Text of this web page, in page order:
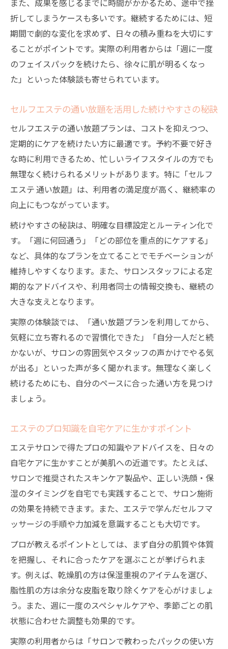
折してしまうケースも多いです。継続するためには、短
期間で劇的な変化を求めず、日々の積み重ねを大切にす
ることがポイントです。実際の利用者からは「週に一度
のフェイスパックを続けたら、徐々に肌が明るくなっ
た」といった体験談も寄せられています。
セルフエステの通い放題を活用した続けやすさの秘訣
セルフエステの通い放題プランは、コストを抑えつつ、
定期的にケアを続けたい方に最適です。予約不要で好き
な時に利用できるため、忙しいライフスタイルの方でも
無理なく続けられるメリットがあります。特に「セルフ
エステ 通い放題」は、利用者の満足度が高く、継続率の
向上にもつながっています。
続けやすさの秘訣は、明確な目標設定とルーティン化で
す。「週に何回通う」「どの部位を重点的にケアする」
など、具体的なプランを立てることでモチベーションが
維持しやすくなります。また、サロンスタッフによる定
期的なアドバイスや、利用者同士の情報交換も、継続の
大きな支えとなります。
実際の体験談では、「通い放題プランを利用してから、
気軽に立ち寄れるので習慣化できた」「自分一人だと続
かないが、サロンの雰囲気やスタッフの声かけでやる気
が出る」といった声が多く聞かれます。無理なく楽しく
続けるためにも、自分のペースに合った通い方を見つけ
ましょう。
エステのプロ知識を自宅ケアに生かすポイント
エステサロンで得たプロの知識やアドバイスを、日々の
自宅ケアに生かすことが美肌への近道です。たとえば、
サロンで推奨されたスキンケア製品や、正しい洗顔・保
湿のタイミングを自宅でも実践することで、サロン施術
の効果を持続できます。また、エステで学んだセルフマ
ッサージの手順や力加減を意識することも大切です。
プロが教えるポイントとしては、まず自分の肌質や体質
を把握し、それに合ったケアを選ぶことが挙げられま
す。例えば、乾燥肌の方は保湿重視のアイテムを選び、
脂性肌の方は余分な皮脂を取り除くケアを心がけましょ
う。また、週に一度のスペシャルケアや、季節ごとの肌
状態に合わせた調整も効果的です。
実際の利用者からは「サロンで教わったパックの使い方